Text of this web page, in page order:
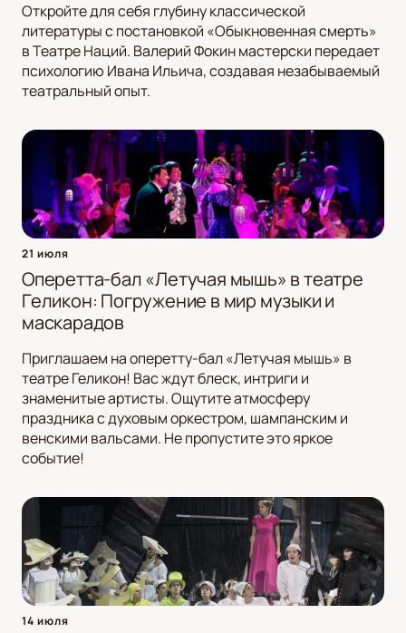
Откройте для себя глубину классической
литературы с постановкой «Обыкновенная смерть»
в Театре Наций. Валерий Фокин мастерски передает
психологию Ивана Ильича, создавая незабываемый
театральный опыт.
21 июля
Оперетта-бал «Летучая мышь» в театре
Геликон: Погружение в мир музыки и
маскарадов
Приглашаем на оперетту-бал «Летучая мышь» в
театре Геликон! Вас ждут блеск, интриги и
знаменитые артисты. Ощутите атмосферу
праздника с духовым оркестром, шампанским и
венскими вальсами. Не пропустите это яркое
событие!
14 июля